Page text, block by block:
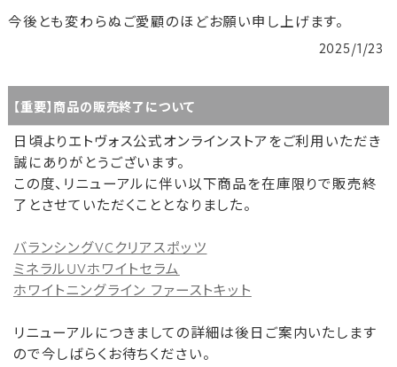
今後とも変わらぬご愛顧のほどお願い申し上げます。
2025/1/23
【重要】商品の販売終了について
日頃よりエトヴォス公式オンラインストアをご利用いただき
誠にありがとうございます。
この度、リニューアルに伴い以下商品を在庫限りで販売終
了とさせていただくこととなりました。
バランシングVCクリアスポッツ
ミネラルUVホワイトセラム
ホワイトニングライン ファーストキット
リニューアルにつきましての詳細は後日ご案内いたします
ので今しばらくお待ちください。